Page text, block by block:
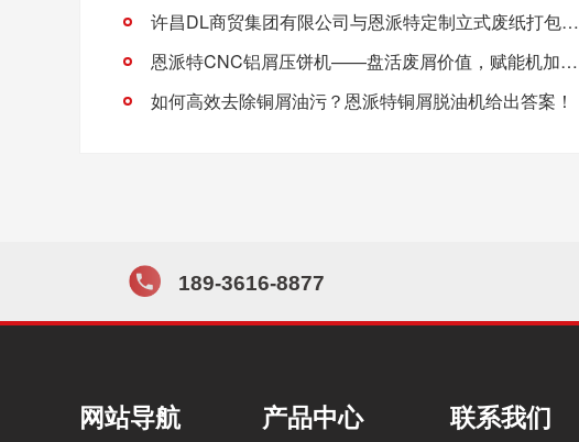
许昌DL商贸集团有限公司与恩派特定制立式废纸打包机案例
恩派特CNC铝屑压饼机——盘活废屑价值，赋能机加工绿色回收！
如何高效去除铜屑油污？恩派特铜屑脱油机给出答案！
189-3616-8877
网站导航 产品中心 联系我们